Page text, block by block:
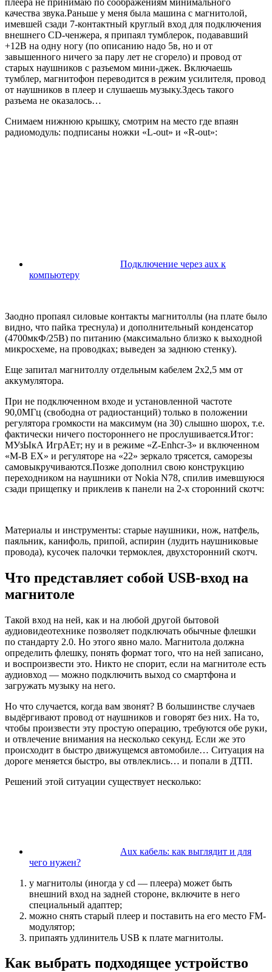
качества звука.Раньше у меня была машина с магнитолой,
имевшей сзади 7-контактный круглый вход для подключения
внешнего CD-ченжера, я припаял тумблерок, подававший
+12В на одну ногу (по описанию надо 5в, но и от
завышенного ничего за пару лет не сгорело) и провод от
старых наушников с разъемом мини-джек. Включаешь
тумблер, магнитофон переводится в режим усилителя, провод
от наушников в плеер и слушаешь музыку.Здесь такого
разъема не оказалось…
Снимаем нижнюю крышку, смотрим на место где впаян
радиомодуль: подписаны ножки «L-out» и «R-out»:
Подключение через aux к
компьютеру
Заодно пропаял силовые контакты магнитоллы (на плате было
видно, что пайка треснула) и дополнительный конденсатор
(4700мкФ/25В) по питанию (максимально близко к выходной
микросхеме, на проводках; выведен за заднюю стенку).
Еще запитал магнитоллу отдельным кабелем 2х2,5 мм от
аккумулятора.
При не подключенном входе и установленной частоте
90,0МГц (свободна от радиостанций) только в положении
регулятора громкости на максимум (на 30) слышно шорох, т.е.
фактически ничего постороннего не прослушивается.Итог:
МУзЫкА ИгрАЕт; ну и в режиме «Z-Enhcr-3» и включенном
«M-B EX» и регуляторе на «22» зеркало трясется, саморезы
самовыкручиваются.Позже дополнил свою конструкцию
переходником на наушники от Nokia N78, спилив имевшуюся
сзади прищепку и приклеив к панели на 2-х сторонний скотч:
Материалы и инструменты: старые наушники, нож, натфель,
паяльник, канифоль, припой, аспирин (лудить наушниковые
провода), кусочек палочки термоклея, двухсторонний скотч.
Что представляет собой USB-вход на
магнитоле
Такой вход на ней, как и на любой другой бытовой
аудиовидеотехнике позволяет подключать обычные флешки
по стандарту 2.0. Но этого явно мало. Магнитола должна
определить флешку, понять формат того, что на ней записано,
и воспроизвести это. Никто не спорит, если на магнитоле есть
аудиовход — можно подключить выход со смартфона и
загружать музыку на него.
Но что случается, когда вам звонят? В большинстве случаев
выдёргивают провод от наушников и говорят без них. На то,
чтобы произвести эту простую операцию, требуются обе руки,
и отвлечение внимания на несколько секунд. Если же это
происходит в быстро движущемся автомобиле… Ситуация на
дороге меняется быстро, вы отвлеклись… и попали в ДТП.
Решений этой ситуации существует несколько:
Aux кабель: как выглядит и для
чего нужен?
у магнитолы (иногда у cd — плеера) может быть
внешний вход на задней стороне, включите в него
специальный адаптер;
можно снять старый плеер и поставить на его место FM-
модулятор;
припаять удлинитель USB к плате магнитолы.
Как выбрать подходящее устройство